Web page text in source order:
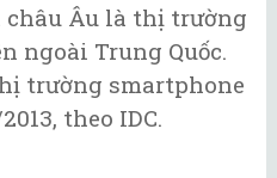
Âu là thị trường
ngoài Trung Quốc.
trường smartphone
theo IDC.